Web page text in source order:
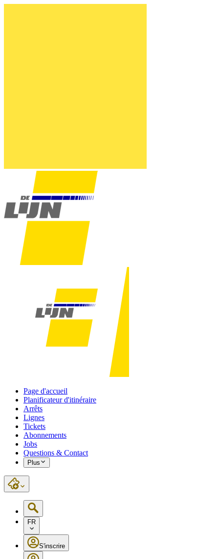
Page d'accueil
Planificateur d'itinéraire
Arrêts
Lignes
Tickets
Abonnements
Jobs
Questions & Contact
Plus
FR
S'inscrire